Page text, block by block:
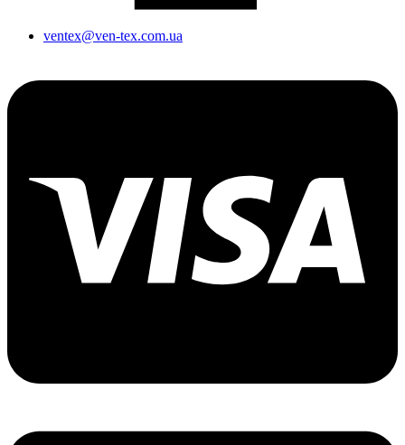
ventex@ven-tex.com.ua